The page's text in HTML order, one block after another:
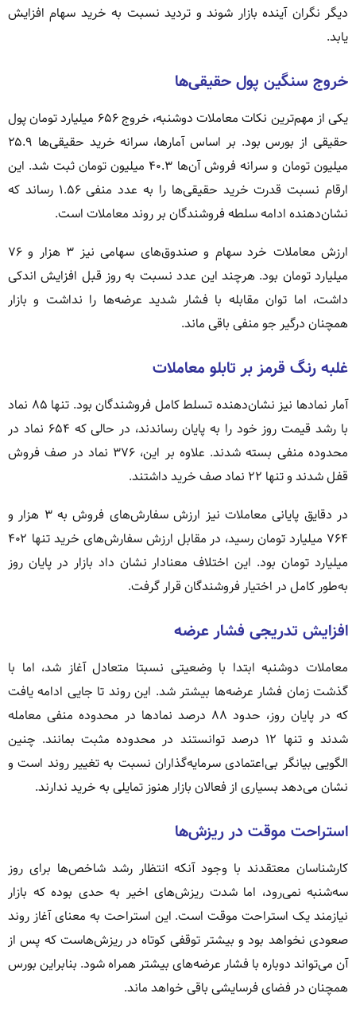
دیگر نگران آینده بازار شوند و تردید نسبت به خرید سهام افزایش
یابد.
خروج سنگین پول حقیقی‌ها
یکی از مهم‌ترین نکات معاملات دوشنبه، خروج ۶۵۶ میلیارد تومان پول
حقیقی از بورس بود. بر اساس آمارها، سرانه خرید حقیقی‌ها ۲۵.۹
میلیون تومان و سرانه فروش آن‌ها ۴۰.۳ میلیون تومان ثبت شد. این
ارقام نسبت قدرت خرید حقیقی‌ها را به عدد منفی ۱.۵۶ رساند که
نشان‌دهنده ادامه سلطه فروشندگان بر روند معاملات است.
ارزش معاملات خرد سهام و صندوق‌های سهامی نیز ۳ هزار و ۷۶
میلیارد تومان بود. هرچند این عدد نسبت به روز قبل افزایش اندکی
داشت، اما توان مقابله با فشار شدید عرضه‌ها را نداشت و بازار
همچنان درگیر جو منفی باقی ماند.
غلبه رنگ قرمز بر تابلو معاملات
آمار نمادها نیز نشان‌دهنده تسلط کامل فروشندگان بود. تنها ۸۵ نماد
با رشد قیمت روز خود را به پایان رساندند، در حالی که ۶۵۴ نماد در
محدوده منفی بسته شدند. علاوه بر این، ۳۷۶ نماد در صف فروش
قفل شدند و تنها ۲۲ نماد صف خرید داشتند.
در دقایق پایانی معاملات نیز ارزش سفارش‌های فروش به ۳ هزار و
۷۶۴ میلیارد تومان رسید، در مقابل ارزش سفارش‌های خرید تنها ۴۰۲
میلیارد تومان بود. این اختلاف معنادار نشان داد بازار در پایان روز
به‌طور کامل در اختیار فروشندگان قرار گرفت.
افزایش تدریجی فشار عرضه
معاملات دوشنبه ابتدا با وضعیتی نسبتا متعادل آغاز شد، اما با
گذشت زمان فشار عرضه‌ها بیشتر شد. این روند تا جایی ادامه یافت
که در پایان روز، حدود ۸۸ درصد نمادها در محدوده منفی معامله
شدند و تنها ۱۲ درصد توانستند در محدوده مثبت بمانند. چنین
الگویی بیانگر بی‌اعتمادی سرمایه‌گذاران نسبت به تغییر روند است و
نشان می‌دهد بسیاری از فعالان بازار هنوز تمایلی به خرید ندارند.
استراحت موقت در ریزش‌ها
کارشناسان معتقدند با وجود آنکه انتظار رشد شاخص‌ها برای روز
سه‌شنبه نمی‌رود، اما شدت ریزش‌های اخیر به حدی بوده که بازار
نیازمند یک استراحت موقت است. این استراحت به معنای آغاز روند
صعودی نخواهد بود و بیشتر توقفی کوتاه در ریزش‌هاست که پس از
آن می‌تواند دوباره با فشار عرضه‌های بیشتر همراه شود. بنابراین بورس
همچنان در فضای فرسایشی باقی خواهد ماند.